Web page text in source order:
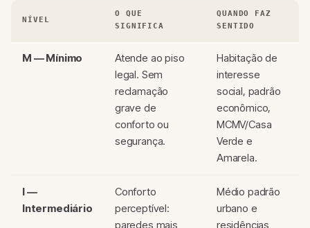
NÍVEL
O QUE
SIGNIFICA
QUANDO FAZ
SENTIDO
M — Mínimo
Atende ao piso
legal. Sem
reclamação
grave de
conforto ou
segurança.
Habitação de
interesse
social, padrão
econômico,
MCMV/Casa
Verde e
Amarela.
I —
Intermediário
Conforto
perceptível:
paredes mais
Médio padrão
urbano e
residências